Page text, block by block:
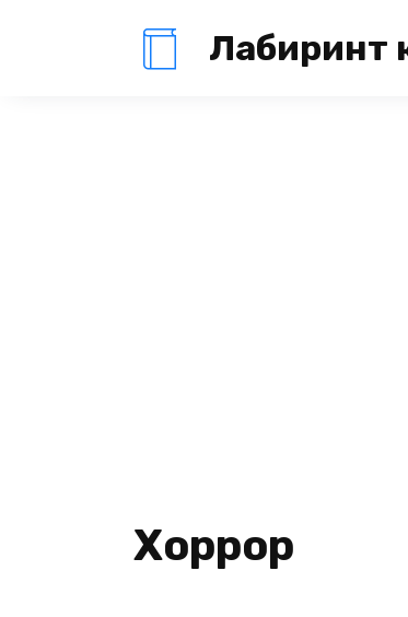
Лабиринт
Хоррор